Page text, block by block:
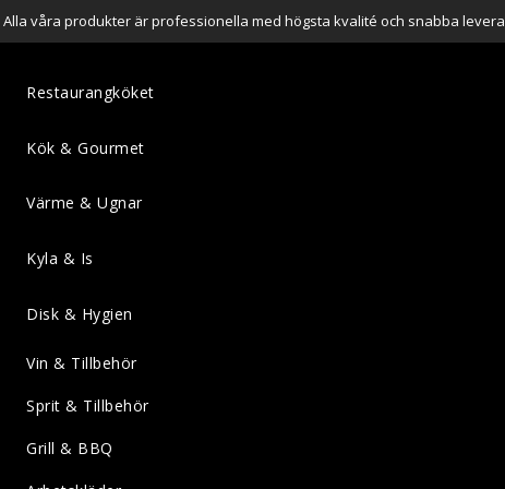
Alla våra produkter är professionella med högsta kvalité och snabba
Restaurangköket
Kök & Gourmet
Värme & Ugnar
Kyla & Is
Disk & Hygien
Vin & Tillbehör
Sprit & Tillbehör
Grill & BBQ